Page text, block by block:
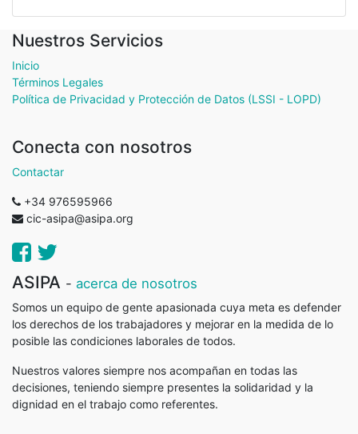
Nuestros Servicios
Inicio
Términos Legales
Política de Privacidad y Protección de Datos (LSSI - LOPD)
Conecta con nosotros
Contactar
+34 976595966
cic-asipa@asipa.org
ASIPA - acerca de nosotros
Somos un equipo de gente apasionada cuya meta es defender
los derechos de los trabajadores y mejorar en la medida de lo
posible las condiciones laborales de todos.
Nuestros valores siempre nos acompañan en todas las
decisiones, teniendo siempre presentes la solidaridad y la
dignidad en el trabajo como referentes.